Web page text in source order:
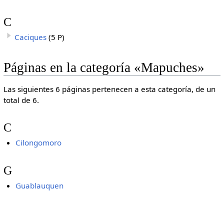
C
Caciques (5 P)
Páginas en la categoría «Mapuches»
Las siguientes 6 páginas pertenecen a esta categoría, de un
total de 6.
C
Cilongomoro
G
Guablauquen